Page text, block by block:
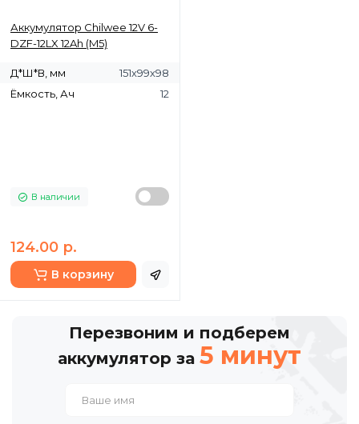
Аккумулятор Chilwee 12V 6-
DZF-12LX 12Ah (M5)
Д*Ш*В, мм
151х99х98
Ёмкость, Ач
12
В наличии
124.00 р.
В корзину
Перезвоним и подберем
аккумулятор за 5 минут